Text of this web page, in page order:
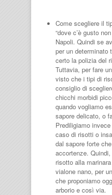
Come scegliere il
“dove c’è gusto
Napoli. Quindi se
per un determinato
certo la polizia del
Tuttavia, per fare
visto che i tipi di
consiglio di
chicchi morbidi
quando vogliamo
sapore delicato, o
Prediligiamo
caso di risotti o
dal sapore forte
accortenze.
risotto alla
vialone nano, per
che proponiamo
arborio e così via.